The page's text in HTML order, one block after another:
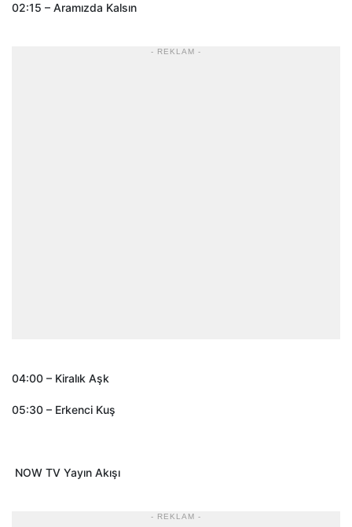
02:15 – Aramızda Kalsın
- REKLAM -
04:00 – Kiralık Aşk
05:30 – Erkenci Kuş
NOW TV Yayın Akışı
- REKLAM -